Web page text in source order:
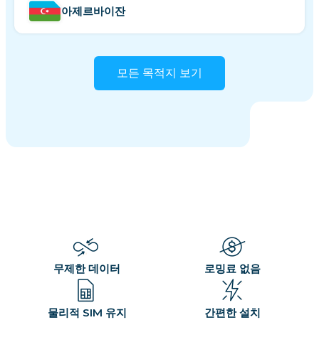
아제르바이잔
모든 목적지 보기
무제한 데이터 로밍료 없음
물리적 SIM 유지 간편한 설치